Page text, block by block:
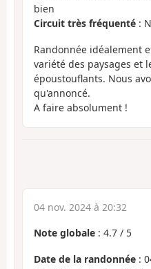
bien
Circuit très fréquenté :
Randonnée idéalement
variété des paysages et
époustouflants. Nous
qu'annoncé.
A faire absolument !
04 nov. 2024 à 20:32
Note globale : 4.7 / 5
Date de la randonnée :